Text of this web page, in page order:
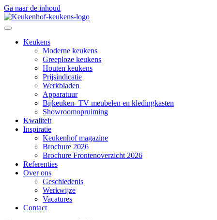
Ga naar de inhoud
Keukens
Moderne keukens
Greeploze keukens
Houten keukens
Prijsindicatie
Werkbladen
Apparatuur
Bijkeuken- TV meubelen en kledingkasten
Showroomopruiming
Kwaliteit
Inspiratie
Keukenhof magazine
Brochure 2026
Brochure Frontenoverzicht 2026
Referenties
Over ons
Geschiedenis
Werkwijze
Vacatures
Contact